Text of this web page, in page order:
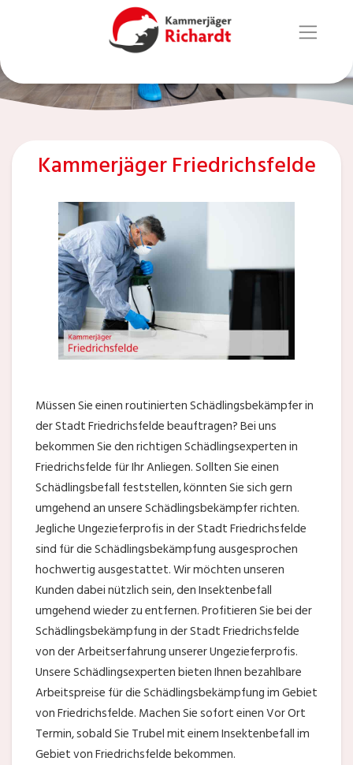
Kammerjäger Friedrichsfelde
Müssen Sie einen routinierten Schädlingsbekämpfer in
der Stadt Friedrichsfelde beauftragen? Bei uns
bekommen Sie den richtigen Schädlingsexperten in
Friedrichsfelde für Ihr Anliegen. Sollten Sie einen
Schädlingsbefall feststellen, könnten Sie sich gern
umgehend an unsere Schädlingsbekämpfer richten.
Jegliche Ungezieferprofis in der Stadt Friedrichsfelde
sind für die Schädlingsbekämpfung ausgesprochen
hochwertig ausgestattet. Wir möchten unseren
Kunden dabei nützlich sein, den Insektenbefall
umgehend wieder zu entfernen. Profitieren Sie bei der
Schädlingsbekämpfung in der Stadt Friedrichsfelde
von der Arbeitserfahrung unserer Ungezieferprofis.
Unsere Schädlingsexperten bieten Ihnen bezahlbare
Arbeitspreise für die Schädlingsbekämpfung im Gebiet
von Friedrichsfelde. Machen Sie sofort einen Vor Ort
Termin, sobald Sie Trubel mit einem Insektenbefall im
Gebiet von Friedrichsfelde bekommen.